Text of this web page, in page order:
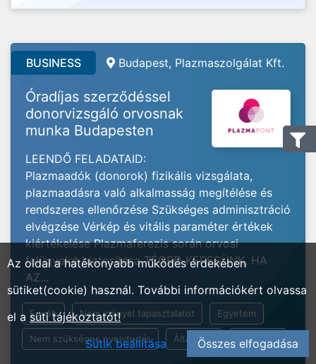
BUSINESS Budapest, Plazmaszolgálat Kft.
Óradíjas szerződéssel
donorvizsgáló orvosnak
munka Budapesten
LEENDŐ FELADATAID:
Plazmaadók (donorok) fizikális vizsgálata,
plazmaadásra való alkalmasság megítélése és
rendszeres ellenőrzése Szükséges adminisztráció
elvégzése Vérkép és vitális paraméter értékek
kiértékelése Plazmaferezis során orvosi
felügyelet biztosítása TÉGED KERESÜNK, HA
AZ...
Egyéb Nem igényel tapasztalatot Egyetem
Nem szükséges nyelvtudás Általános Beosztott
Az oldal a hatékonyabb működés érdekében
sütiket(cookie) használ. További információkért olvassa
el a süti tájékoztatót!
Sütik beállítása
Összes elfogadása